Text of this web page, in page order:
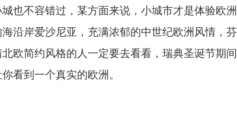
也不容错过，某方面来说，小城市才是体验欧洲
沿岸爱沙尼亚，充满浓郁的中世纪欧洲风情，芬
欧简约风格的人一定要去看看，瑞典圣诞节期间
看到一个真实的欧洲。